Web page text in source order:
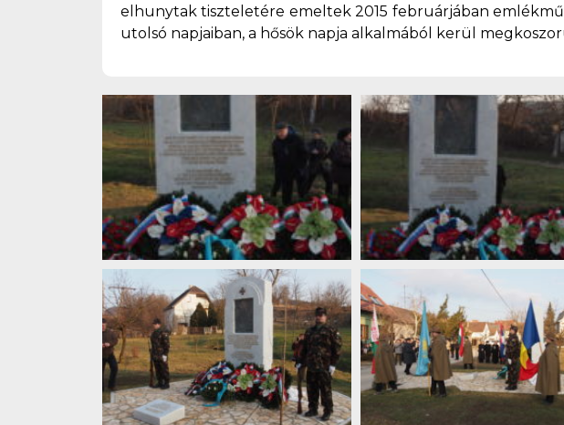
elhunytak tiszteletére emeltek 2015 februárjában
utolsó napjaiban, a hősök napja alkalmából kerül